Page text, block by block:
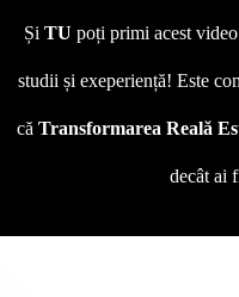
Și TU poți primi acest
studii și exeperiență! Este
că Transformarea Reală
decât ai